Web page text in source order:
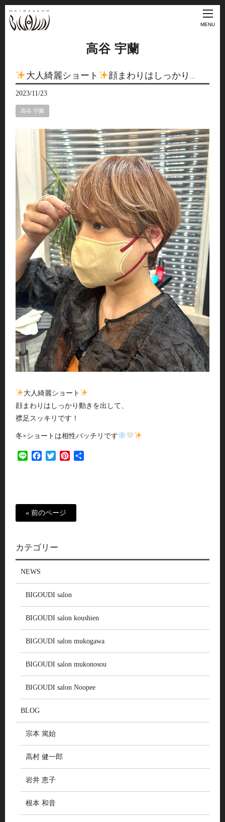
MENU
高谷 宇蘭
大人綺麗ショート 顔まわりはしっかり…
2023/11/23
高谷 宇蘭
大人綺麗ショート
顔まわりはしっかり動きを出して、
襟足スッキリです！
冬×ショートは相性バッチリです
Line FacebookTwitterPinterest
« 前のページ
カテゴリー
NEWS
BIGOUDI salon
BIGOUDI salon koushien
BIGOUDI salon mukogawa
BIGOUDI salon mukonosou
BIGOUDI salon Noopee
BLOG
宗本 篤始
高村 健一郎
岩井 恵子
根本 和音